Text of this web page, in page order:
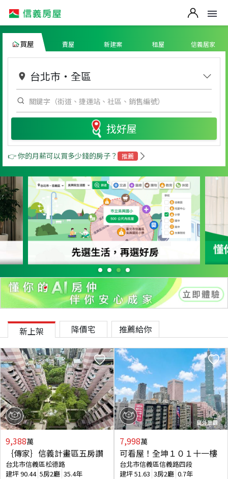
買屋 賣屋 新建案 租屋 信義居家
台北市 ・ 全區
找好屋
👉 你的月薪可以買多少錢的房子？ 推薦
新上架 降價宅 推薦給你
9,388萬
｛傳家｝信義計畫區五房讚
台北市信義區松德路
建坪90.44 5房2廳 35.4年
7,998萬
可看屋！全坤１０１十一樓
台北市信義區信義路四段
建坪51.63 3房2廳 0.7年